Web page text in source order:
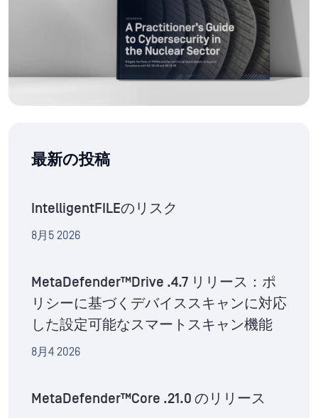
最新の投稿
IntelligentFILEのリスク
8月5 2026
MetaDefender™Drive .4.7 リリース：ポ
リシーに基づくデバイススキャンに対応
した設定可能なスマートスキャン機能
8月4 2026
MetaDefender™Core .21.0 のリリース